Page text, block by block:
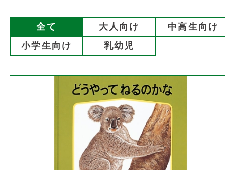
全て 大人向け
中高生向け
小学生向け
乳幼児